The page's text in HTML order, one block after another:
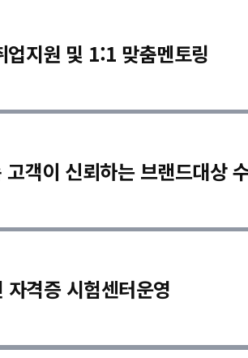
지원 및 1:1 맞춤멘토링
객이 신뢰하는 브랜드대상
자격증 시험센터운영